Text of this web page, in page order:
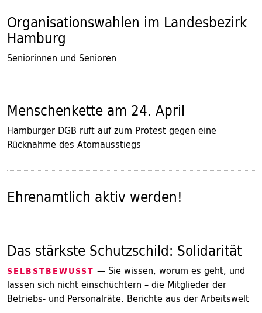
Organisationswahlen im Landesbezirk
Hamburg
Seniorinnen und Senioren
Menschenkette am 24. April
Hamburger DGB ruft auf zum Protest gegen eine
Rücknahme des Atomausstiegs
Ehrenamtlich aktiv werden!
Das stärkste Schutzschild: Solidarität
SELBSTBEWUSST — Sie wissen, worum es geht, und
lassen sich nicht einschüchtern – die Mitglieder der
Betriebs- und Personalräte. Berichte aus der Arbeitswelt